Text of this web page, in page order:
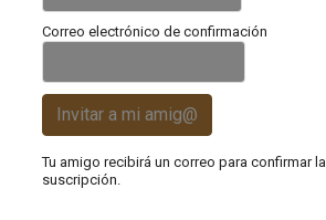
Correo electrónico de confirmación
Invitar a mi amig@
Tu amigo recibirá un correo para confirmar la
suscripción.